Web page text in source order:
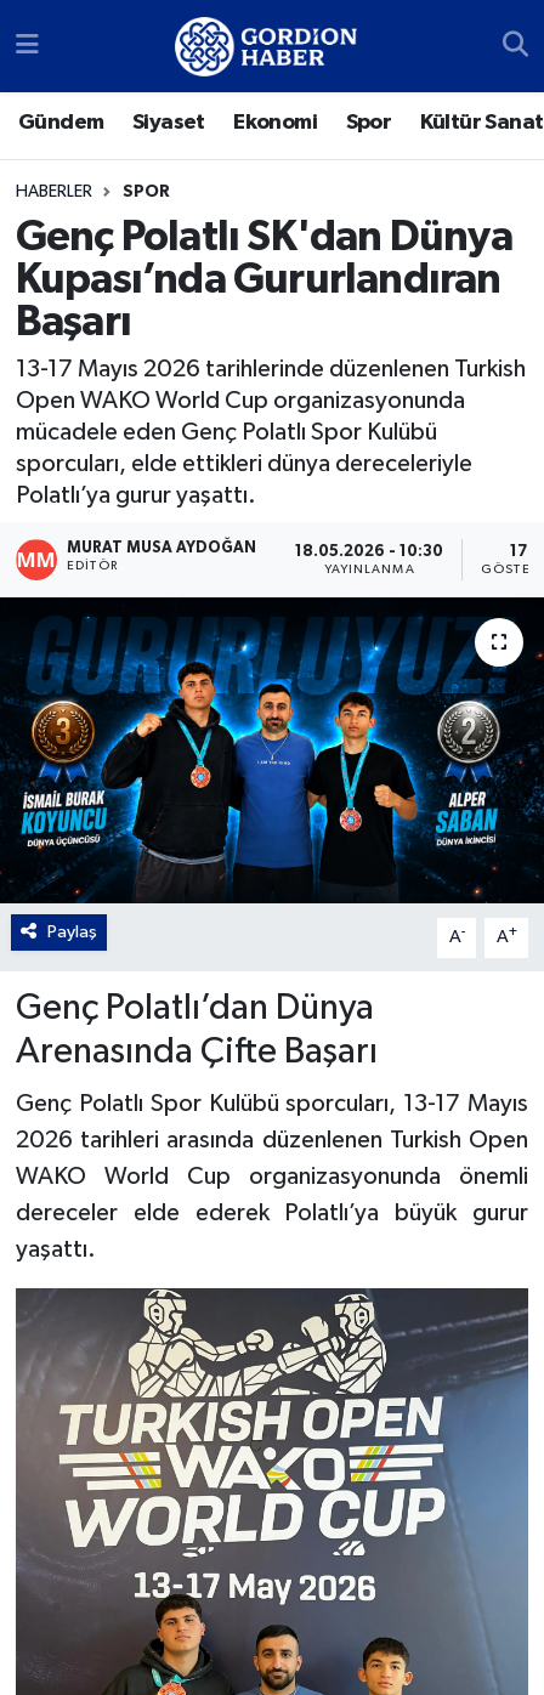
Gündem Siyaset Ekonomi Spor Kültür Sanat
HABERLER SPOR
Genç Polatlı SK'dan Dünya
Kupası’nda Gururlandıran
Başarı
13-17 Mayıs 2026 tarihlerinde düzenlenen Turkish
Open WAKO World Cup organizasyonunda
mücadele eden Genç Polatlı Spor Kulübü
sporcuları, elde ettikleri dünya dereceleriyle
Polatlı’ya gurur yaşattı.
MURAT MUSA AYDOĞAN
EDITÖR
18.05.2026 - 10:30
YAYINLANMA
17
Paylaş A- A+
Genç Polatlı’dan Dünya
Arenasında Çifte Başarı
Genç Polatlı Spor Kulübü sporcuları, 13-17 Mayıs
2026 tarihleri arasında düzenlenen Turkish Open
WAKO World Cup organizasyonunda önemli
dereceler elde ederek Polatlı’ya büyük gurur
yaşattı.
Sosyal Medya Hesaplarımız
Siyaset
Ekonomi
Spor
Kültür Sanat
Türk Dünyası
Ankara Nöbetçi Eczaneler
Ankara Trafik Yoğunluk Haritası
Süper Lig Puan Durumu ve Fikstür
Tüm Manşetler
Son Dakika Haberleri
Haber Arşivi